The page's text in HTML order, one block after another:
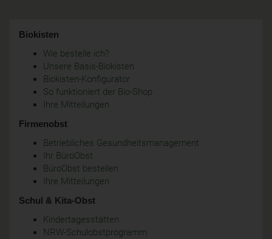
Biokisten
Wie bestelle ich?
Unsere Basis-Biokisten
Biokisten-Konfigurator
So funktioniert der Bio-Shop
Ihre Mitteilungen
Firmenobst
Betriebliches Gesundheitsmanagement
Ihr BüroObst
BüroObst bestellen
Ihre Mitteilungen
Schul & Kita-Obst
Kindertagesstätten
NRW-Schulobstprogramm